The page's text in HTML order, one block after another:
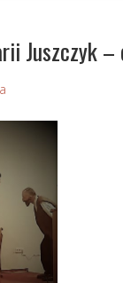
Juszczyk